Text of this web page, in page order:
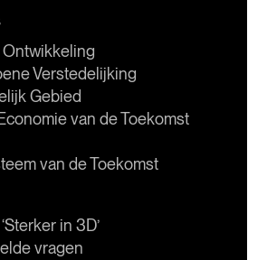
Ontwikkeling
Verstedelijking
Gebied
van de Toekomst
van de Toekomst
in 3D’
vragen